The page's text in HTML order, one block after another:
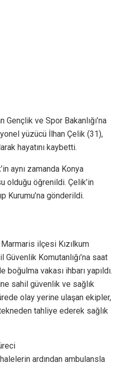
ve Spor Bakanlığı’na
yüzücü İlhan Çelik (31),
hayatını kaybetti.
aynı zamanda Konya
olduğu öğrenildi. Çelik’in
Kurumu’na gönderildi.
ilçesi Kızılkum
Güvenlik Komutanlığı’na saat
boğulma vakası ihbarı yapıldı.
sahil güvenlik ve sağlık
olay yerine ulaşan ekipler,
tahliye ederek sağlık
ardından ambulansla